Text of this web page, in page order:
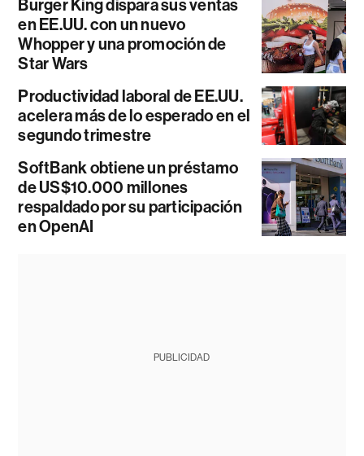
Burger King dispara sus ventas
en EE.UU. con un nuevo
Whopper y una promoción de
Star Wars
Productividad laboral de EE.UU.
acelera más de lo esperado en el
segundo trimestre
SoftBank obtiene un préstamo
de US$10.000 millones
respaldado por su participación
en OpenAI
PUBLICIDAD